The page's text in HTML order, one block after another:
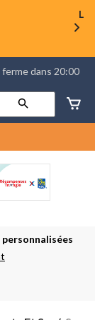
La
⋅ Se ferme dans 20:00